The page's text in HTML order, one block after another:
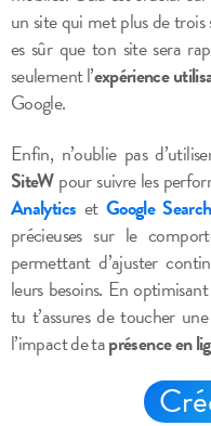
un site qui met plus de trois
es sûr que ton site sera
seulement l’expérience
Google.
Enfin, n’oublie pas
SiteWpour suivre les
Analytics et Google
précieuses sur le
permettant d’ajuster
leurs besoins. En
tu t’assures de toucher
l’impact de taprésence en